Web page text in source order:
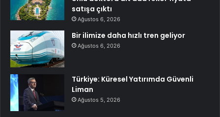
satışa çıktı
Ağustos 6, 2026
Bir ilimize daha hızlı tren geliyor
Ağustos 6, 2026
Türkiye: Küresel Yatırımda Güvenli
Liman
Ağustos 5, 2026